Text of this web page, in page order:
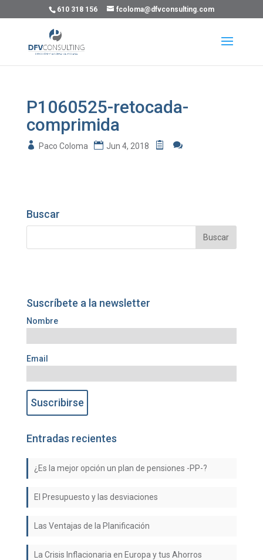
610 318 156 fcoloma@dfvconsulting.com
P1060525-retocada-
comprimida
Paco Coloma Jun 4, 2018
Buscar
Suscríbete a la newsletter
Nombre
Email
Entradas recientes
¿Es la mejor opción un plan de pensiones -PP-?
El Presupuesto y las desviaciones
Las Ventajas de la Planificación
La Crisis Inflacionaria en Europa y tus Ahorros